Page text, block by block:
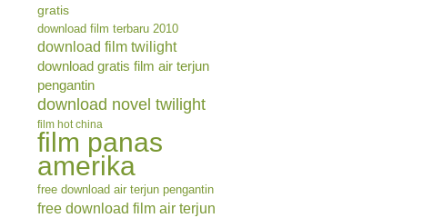
gratis
download film terbaru 2010
download film twilight
download gratis film air terjun
pengantin
download novel twilight
film hot china
film panas
amerika
free download air terjun pengantin
free download film air terjun